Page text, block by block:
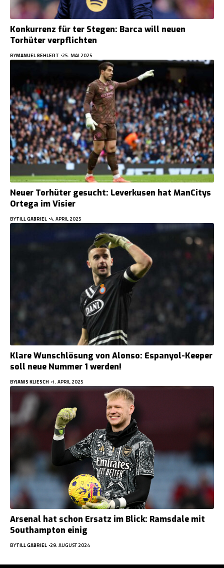
Konkurrenz für ter Stegen: Barca will neuen
Torhüter verpflichten
BYMANUEL BEHLERT 25. MAI 2025
Neuer Torhüter gesucht: Leverkusen hat ManCitys
Ortega im Visier
BYTILL GABRIEL 4. APRIL 2025
Klare Wunschlösung von Alonso: Espanyol-Keeper
soll neue Nummer 1 werden!
BYJANIS KLIESCH 1. APRIL 2025
Arsenal hat schon Ersatz im Blick: Ramsdale mit
Southampton einig
BYTILL GABRIEL 29. AUGUST 2024